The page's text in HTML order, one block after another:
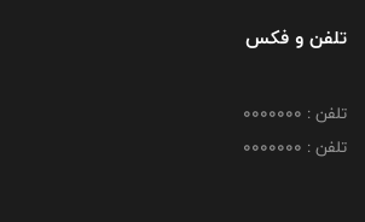
تلفن و فکس
تلفن : 0000000
تلفن : 0000000